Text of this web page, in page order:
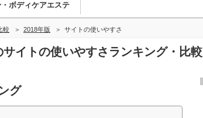
ボディケアエステ
較 2018年版 サイトの使いやすさ
イトの使いやすさランキング・比較
グ